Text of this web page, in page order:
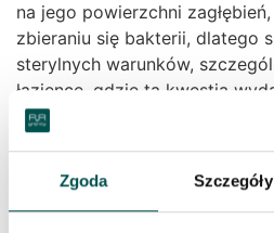
Zgoda Szczegóły
na jego powierzchni
zbieraniu się bakterii, dlatego
sterylnych warunków,
łazience, gdzie ta kwestia
istotna.
Konglomerat w porównaniu do
regularnego czyszczenia. Co
przyjmuje temperaturę